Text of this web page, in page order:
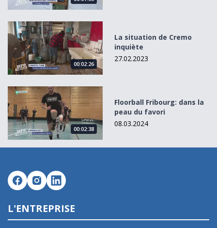
La situation de Cremo inquiète
00:02:26
La situation de Cremo
inquiète
27.02.2023
Floorball Fribourg: dans la peau du favori
00:02:38
Floorball Fribourg: dans la
peau du favori
08.03.2024
L'ENTREPRISE